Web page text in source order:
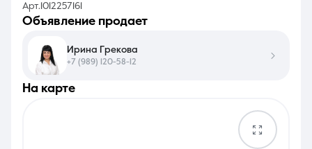
Арт.1012257161
на карте
объявление продает
Ирина Грекова
+7 (989) 120-58-12